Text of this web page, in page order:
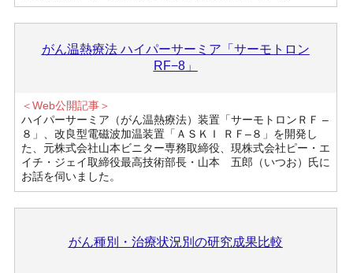
がん温熱療法 ハイパーサーミア「サーモトロン
RF−8」
＜Web公開記事＞
ハイパーサーミア（がん温熱療法）装置「サーモトロンＲＦ –
８」、改良型電磁波加温装置「ＡＳＫＩ ＲＦ–８」を開発し
た、元株式会社山本ビニター専務取締役、現株式会社ピー・エ
イチ・ジェイ取締役最高技術部長・山本 五郎（いつお）氏に
お話を伺いました。
がん種別・治療状況別の研究成果比較